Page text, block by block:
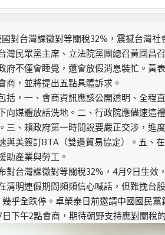
對台灣課徵對等關稅32%，震撼台灣社
灣民眾黨主席、立法院黨團總召黃國昌
府不僅會睡覺，還會放假消息裝忙。黃
商，並將提出五點具體訴求。
括，一、會商資訊應該公開透明、全程
向媒體放話洗地。二、行政院應儘速這
三、賴政府第一時間說要嚴正交涉，進
與美簽訂BTA（雙邊貿易協定）。五、
助產業與勞工。
對台灣課徵對等關稅32%，4月9日生效
清明連假期間頻頻信心喊話，但難挽台
乎全跌停。卓榮泰日前邀請中國國民
下午2點會商，期待朝野支持應對關稅